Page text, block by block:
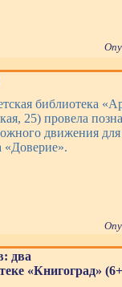
библиотека
25) провела
движения
«Доверие».
два
«Книгоград»